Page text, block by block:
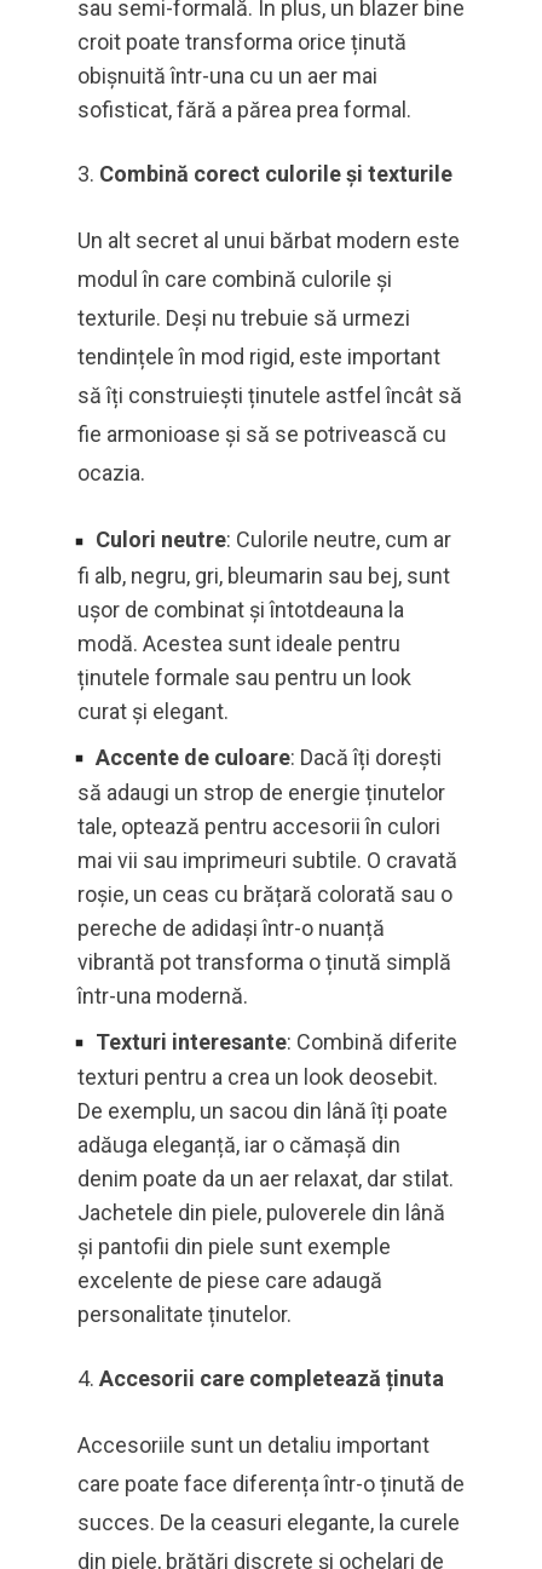
sau semi-formală. În plus, un blazer bine
croit poate transforma orice ținută
obișnuită într-una cu un aer mai
sofisticat, fără a părea prea formal.
Combină corect culorile și texturile
Un alt secret al unui bărbat modern este
modul în care combină culorile și
texturile. Deși nu trebuie să urmezi
tendințele în mod rigid, este important
să îți construiești ținutele astfel încât să
fie armonioase și să se potrivească cu
ocazia.
Culori neutre: Culorile neutre, cum ar
fi alb, negru, gri, bleumarin sau bej, sunt
ușor de combinat și întotdeauna la
modă. Acestea sunt ideale pentru
ținutele formale sau pentru un look
curat și elegant.
Accente de culoare: Dacă îți dorești
să adaugi un strop de energie ținutelor
tale, optează pentru accesorii în culori
mai vii sau imprimeuri subtile. O cravată
roșie, un ceas cu brățară colorată sau o
pereche de adidași într-o nuanță
vibrantă pot transforma o ținută simplă
într-una modernă.
Texturi interesante: Combină diferite
texturi pentru a crea un look deosebit.
De exemplu, un sacou din lână îți poate
adăuga eleganță, iar o cămașă din
denim poate da un aer relaxat, dar stilat.
Jachetele din piele, puloverele din lână
și pantofii din piele sunt exemple
excelente de piese care adaugă
personalitate ținutelor.
Accesorii care completează ținuta
Accesoriile sunt un detaliu important
care poate face diferența într-o ținută de
succes. De la ceasuri elegante, la curele
din piele, brățări discrete și ochelari de